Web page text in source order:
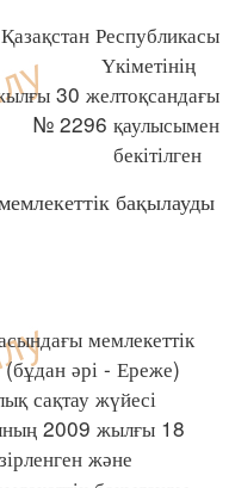
Қазақстан Республикасы
Үкіметінің
30 желтоқсандағы
№ 2296 қаулысымен
бекітілген
бақылауды
мемлекеттік
әрі - Ереже)
сақтау жүйесі
2009 жылғы 18
және